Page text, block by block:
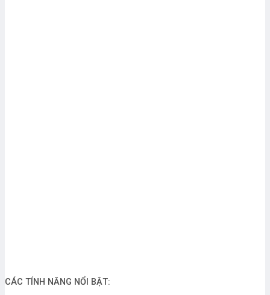
CÁC TÍNH NĂNG NỔI BẬT: